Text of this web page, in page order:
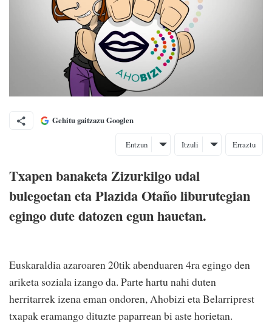
Gehitu gaitzazu Googlen
Entzun Itzuli Erraztu
Txapen banaketa Zizurkilgo udal
bulegoetan eta Plazida Otaño liburutegian
egingo dute datozen egun hauetan.
Euskaraldia azaroaren 20tik abenduaren 4ra egingo den
ariketa soziala izango da. Parte hartu nahi duten
herritarrek izena eman ondoren, Ahobizi eta Belarriprest
txapak eramango dituzte paparrean bi aste horietan.